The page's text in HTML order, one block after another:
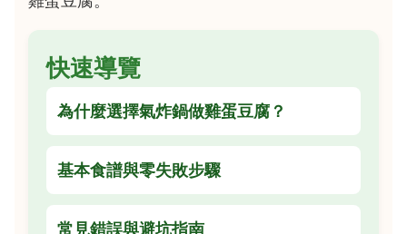
快速導覽
為什麼選擇氣炸鍋做雞蛋豆腐？
基本食譜與零失敗步驟
常見錯誤與避坑指南